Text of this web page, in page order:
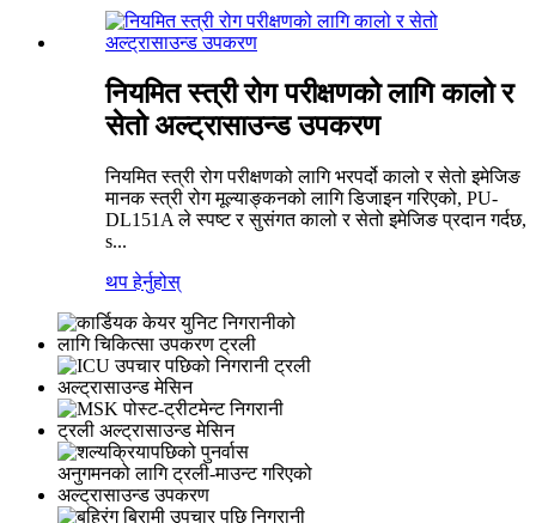
नियमित स्त्री रोग परीक्षणको लागि कालो र
सेतो अल्ट्रासाउन्ड उपकरण
नियमित स्त्री रोग परीक्षणको लागि भरपर्दो कालो र सेतो इमेजिङ
मानक स्त्री रोग मूल्याङ्कनको लागि डिजाइन गरिएको, PU-
DL151A ले स्पष्ट र सुसंगत कालो र सेतो इमेजिङ प्रदान गर्दछ,
s...
थप हेर्नुहोस्